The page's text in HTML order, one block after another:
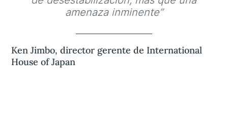
amenaza inminente”
Ken Jimbo, director gerente de International
House of Japan